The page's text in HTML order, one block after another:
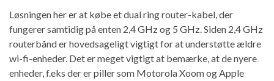
Løsningen her er at købe et dual ring router-kabel, der
fungerer samtidig på enten 2,4 GHz og 5 GHz. Siden 2,4 GHz
routerbånd er hovedsageligt vigtigt for at understøtte ældre
wi-fi-enheder. Det er meget vigtigt at bemærke, at de nyere
enheder, f.eks der er piller som Motorola Xoom og Apple